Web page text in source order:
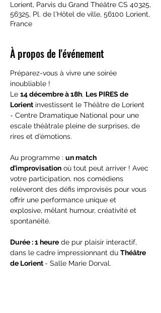
Lorient, Parvis du Grand Théâtre CS 40325,
56325, Pl. de l'Hôtel de ville, 56100 Lorient,
France
À propos de l'événement
Préparez-vous à vivre une soirée
inoubliable !
Le 14 décembre à 18h, Les PIRES de
Lorient investissent le Théâtre de Lorient
- Centre Dramatique National pour une
escale théâtrale pleine de surprises, de
rires et d’émotions.
Au programme : un match
d’improvisation où tout peut arriver ! Avec
votre participation, nos comédiens
relèveront des défis improvisés pour vous
offrir une performance unique et
explosive, mêlant humour, créativité et
spontanéité.
Durée : 1 heure de pur plaisir interactif,
dans le cadre impressionnant du Théâtre
de Lorient - Salle Marie Dorval.